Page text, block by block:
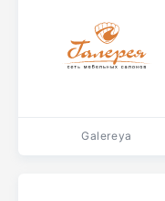
Galereya